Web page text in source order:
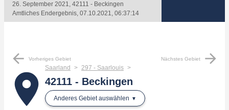
26. September 2021, 42111 - Beckingen
Amtliches Endergebnis, 07.10.2021, 06:37:14
arrow_back Vorheriges Gebiet Nächstes Gebiet arrow_forward
place
Saarland 297 - Saarlouis
42111 - Beckingen
Anderes Gebiet auswählen